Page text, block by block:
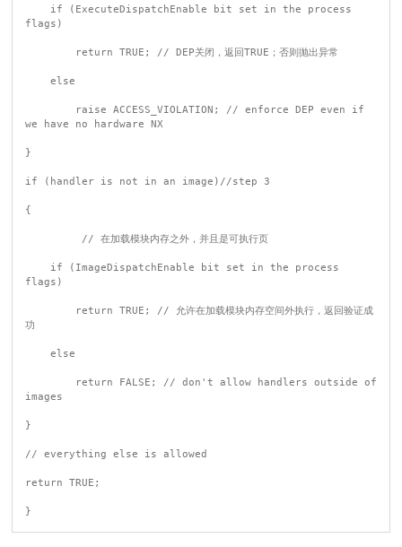
flags)
we have no hardware NX
}
if (handler is not in an image)//step 3
{
flags)
功
images
}
// everything else is allowed
return TRUE;